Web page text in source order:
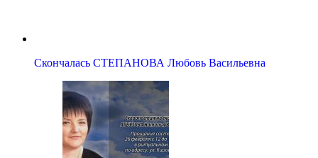
Скончалась СТЕПАНОВА Любовь Васильевна